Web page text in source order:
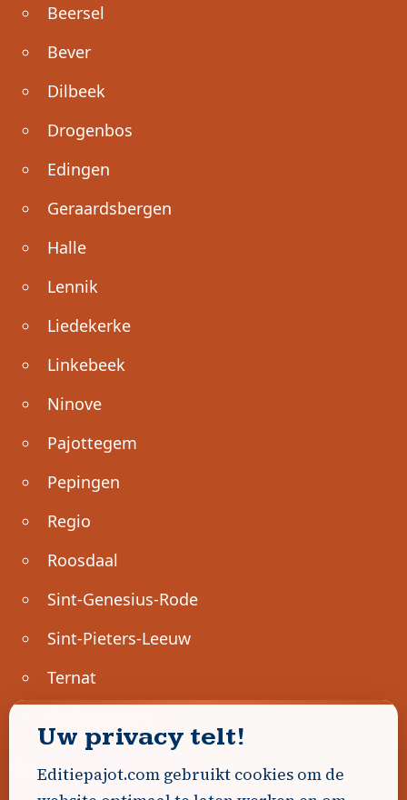
Beersel
Bever
Dilbeek
Drogenbos
Edingen
Geraardsbergen
Halle
Lennik
Liedekerke
Linkebeek
Ninove
Pajottegem
Pepingen
Regio
Roosdaal
Sint-Genesius-Rode
Sint-Pieters-Leeuw
Ternat
Geen advertenties gevonden.
Uw privacy telt!
Editiepajot.com gebruikt cookies om de